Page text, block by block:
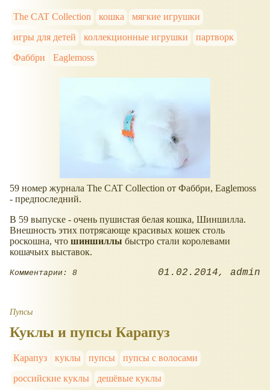
The CAT Сollection кошка
мягкие игрушки
игры для детей
коллекционные игрушки
партворк
Фаббри
Eaglemoss
59 номер журнала The CAT Collection от Фаббри, Eaglemoss
- предпоследний.
В 59 выпуске - очень пушистая белая кошка, Шиншилла.
Внешность этих потрясающе красивых кошек столь
роскошна, что шиншиллы быстро стали королевами
кошачьих выставок.
Комментарии: 8 01.02.2014 admin
Пупсы
Куклы и пупсы Карапуз
Карапуз куклы пупсы
пупсы с волосами
российские куклы
дешёвые куклы